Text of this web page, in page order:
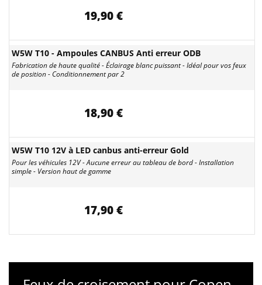
19,90 €
W5W T10 - Ampoules CANBUS Anti erreur ODB
Fabrication de haute qualité - Éclairage blanc puissant - Idéal pour vos feux
de position - Conditionnement par 2
18,90 €
W5W T10 12V à LED canbus anti-erreur Gold
Pour les véhicules 12V - Aucune erreur au tableau de bord - Installation
simple - Version haut de gamme
17,90 €